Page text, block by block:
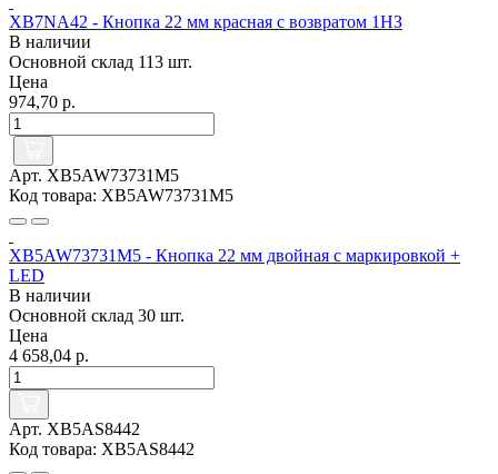
XB7NA42 - Кнопка 22 мм красная с возвратом 1НЗ
В наличии
Основной склад 113 шт.
Цена
974,70 р.
Арт. XB5AW73731M5
Код товара: XB5AW73731M5
XB5AW73731M5 - Кнопка 22 мм двойная с маркировкой +
LED
В наличии
Основной склад 30 шт.
Цена
4 658,04 р.
Арт. XB5AS8442
Код товара: XB5AS8442